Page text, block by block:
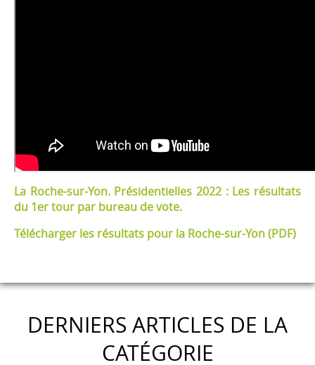
La Roche-sur-Yon. Présidentielles 2022 : Les résultats
du 1er tour par bureau de vote.
Télécharger les résultats pour la Roche-sur-Yon (PDF)
DERNIERS ARTICLES DE LA
CATÉGORIE